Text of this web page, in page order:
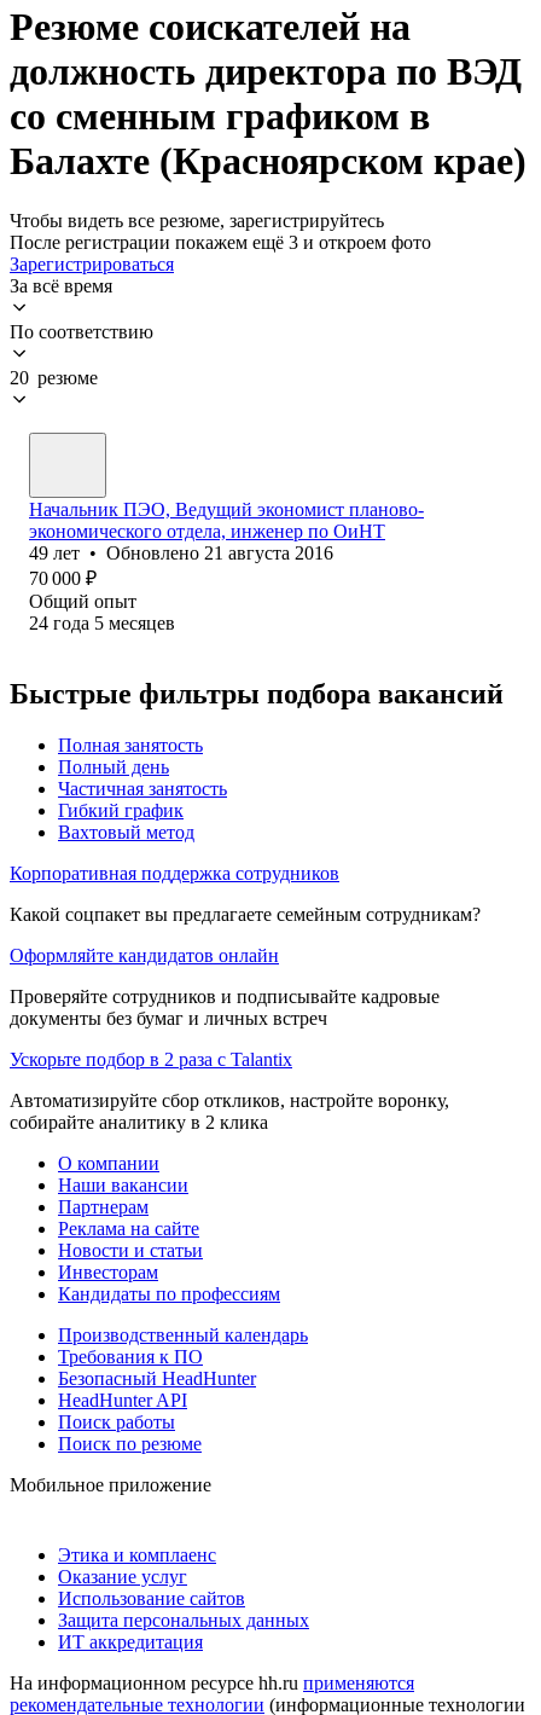
Резюме соискателей на
должность директора по ВЭД
со сменным графиком в
Балахте (Красноярском крае)
Чтобы видеть все резюме, зарегистрируйтесь
После регистрации покажем ещё 3 и откроем фото
Зарегистрироваться
За всё время
По соответствию
20 резюме
Начальник ПЭО, Ведущий экономист планово-
экономического отдела, инженер по ОиНТ
49 лет • Обновлено 21 августа 2016
70 000 ₽
Общий опыт
24 года 5 месяцев
Быстрые фильтры подбора вакансий
Полная занятость
Полный день
Частичная занятость
Гибкий график
Вахтовый метод
Корпоративная поддержка сотрудников
Какой соцпакет вы предлагаете семейным сотрудникам?
Оформляйте кандидатов онлайн
Проверяйте сотрудников и подписывайте кадровые
документы без бумаг и личных встреч
Ускорьте подбор в 2 раза с Talantix
Автоматизируйте сбор откликов, настройте воронку,
собирайте аналитику в 2 клика
О компании
Наши вакансии
Партнерам
Реклама на сайте
Новости и статьи
Инвесторам
Кандидаты по профессиям
Производственный календарь
Требования к ПО
Безопасный HeadHunter
HeadHunter API
Поиск работы
Поиск по резюме
Мобильное приложение
Этика и комплаенс
Оказание услуг
Использование сайтов
Защита персональных данных
ИТ аккредитация
На информационном ресурсе hh.ru применяются
рекомендательные технологии (информационные технологии